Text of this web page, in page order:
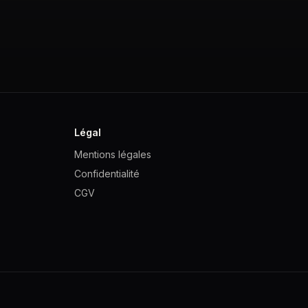
Légal
Mentions légales
Confidentialité
CGV